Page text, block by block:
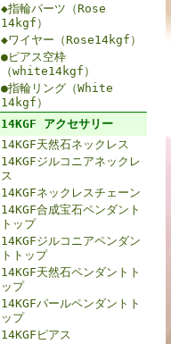
◆指輪パーツ（Rose
14kgf）
◆ワイヤー（Rose14kgf）
●ピアス空枠
（white14kgf）
●指輪リング（White
14kgf）
14KGF アクセサリー
14KGF天然石ネックレス
14KGFジルコニアネックレ
ス
14KGFネックレスチェーン
14KGF合成宝石ペンダント
トップ
14KGFジルコニアペンダン
トトップ
14KGF天然石ペンダントト
ップ
14KGFパールペンダントト
ップ
14KGFピアス